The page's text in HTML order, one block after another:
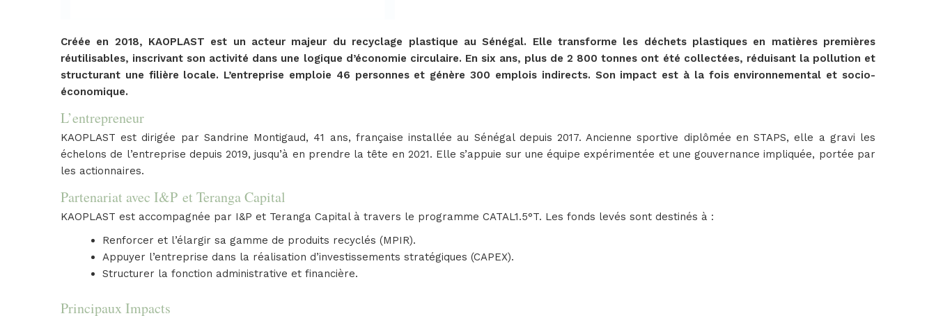
Créée en 2018, KAOPLAST est un acteur majeur du recyclage plastique au Sénégal. Elle transforme les déchets plastiques en matières premières
réutilisables, inscrivant son activité dans une logique d’économie circulaire. En six ans, plus de 2 800 tonnes ont été collectées, réduisant la pollution et
structurant une filière locale. L’entreprise emploie 46 personnes et génère 300 emplois indirects. Son impact est à la fois environnemental et socio-
économique.
L’entrepreneur
KAOPLAST est dirigée par Sandrine Montigaud, 41 ans, française installée au Sénégal depuis 2017. Ancienne sportive diplômée en STAPS, elle a gravi les
échelons de l’entreprise depuis 2019, jusqu’à en prendre la tête en 2021. Elle s’appuie sur une équipe expérimentée et une gouvernance impliquée, portée par
les actionnaires.
Partenariat avec I&P et Teranga Capital
KAOPLAST est accompagnée par I&P et Teranga Capital à travers le programme CATAL1.5°T. Les fonds levés sont destinés à :
Renforcer et l’élargir sa gamme de produits recyclés (MPIR).
Appuyer l’entreprise dans la réalisation d’investissements stratégiques (CAPEX).
Structurer la fonction administrative et financière.
Principaux Impacts